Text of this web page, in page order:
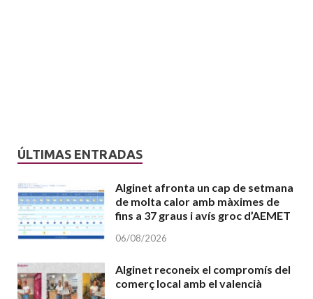
ÚLTIMAS ENTRADAS
Alginet afronta un cap de setmana
de molta calor amb màximes de
fins a 37 graus i avís groc d’AEMET
06/08/2026
Alginet reconeix el compromís del
comerç local amb el valencià